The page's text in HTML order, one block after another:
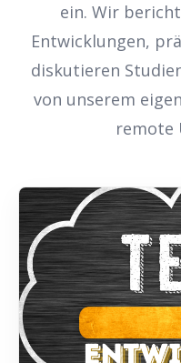
ein. Wir
Entwicklungen,
diskutieren
von unserem
remote